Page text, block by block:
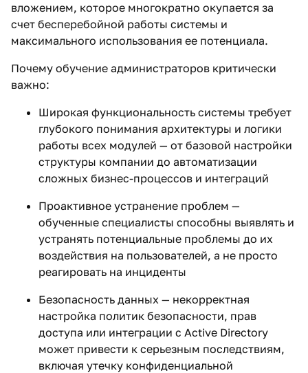
вложением, которое многократно окупается за
счет бесперебойной работы системы и
максимального использования ее потенциала.
Почему обучение администраторов критически
важно:
Широкая функциональность системы требует
глубокого понимания архитектуры и логики
работы всех модулей — от базовой настройки
структуры компании до автоматизации
сложных бизнес-процессов и интеграций
Проактивное устранение проблем —
обученные специалисты способны выявлять и
устранять потенциальные проблемы до их
воздействия на пользователей, а не просто
реагировать на инциденты
Безопасность данных — некорректная
настройка политик безопасности, прав
доступа или интеграции с Active Directory
может привести к серьезным последствиям,
включая утечку конфиденциальной